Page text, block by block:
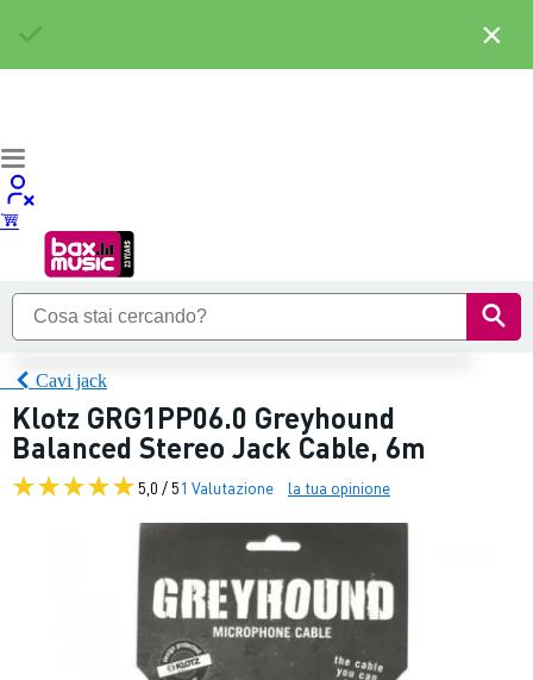
Cavi jack
Klotz GRG1PP06.0 Greyhound
Balanced Stereo Jack Cable, 6m
5,0 / 51 Valutazione la tua opinione
×